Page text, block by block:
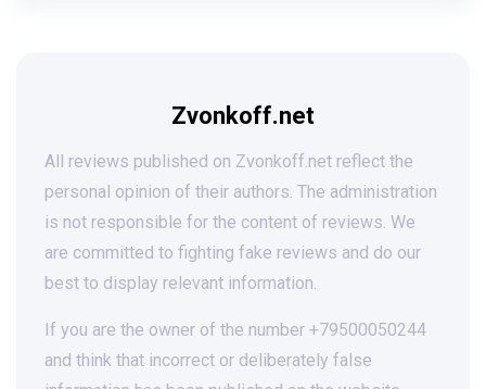
Zvonkoff.net
All reviews published on Zvonkoff.net reflect the
personal opinion of their authors. The administration
is not responsible for the content of reviews. We
are committed to fighting fake reviews and do our
best to display relevant information.
If you are the owner of the number +79500050244
and think that incorrect or deliberately false